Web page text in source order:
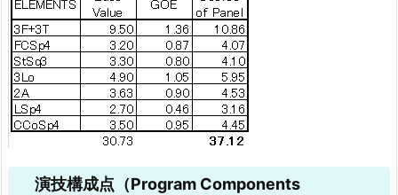
演技構成点（Program Components